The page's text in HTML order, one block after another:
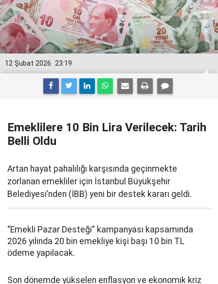
23:19
12 Şubat 2026
Emeklilere 10 Bin Lira Verilecek: Tarih
Belli Oldu
Artan hayat pahalılığı karşısında geçinmekte
zorlanan emekliler için İstanbul Büyükşehir
Belediyesi’nden (İBB) yeni bir destek kararı geldi.
“Emekli Pazar Desteği” kampanyası kapsamında
2026 yılında 20 bin emekliye kişi başı 10 bin TL
ödeme yapılacak.
Son dönemde yükselen enflasyon ve ekonomik kriz